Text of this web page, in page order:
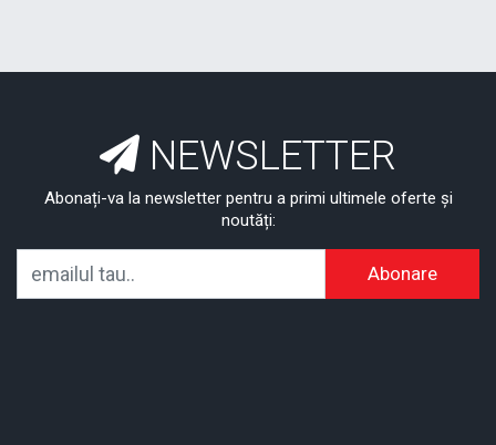
NEWSLETTER
Abonați-va la newsletter pentru a primi ultimele oferte și
noutăți:
Abonare